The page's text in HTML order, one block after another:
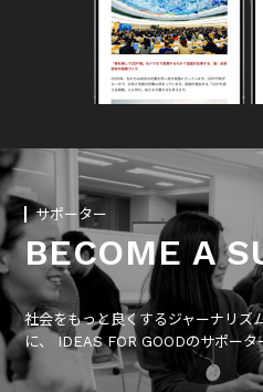
サポーター
BECOME A
社会をもっと良くするジャーナリズ
に、 IDEAS FOR GOODのサポータ